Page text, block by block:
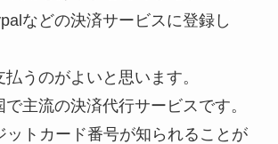
などの決済サービスに登録し
うのがよいと思います。
で主流の決済代行サービスです。
ットカード番号が知られることが